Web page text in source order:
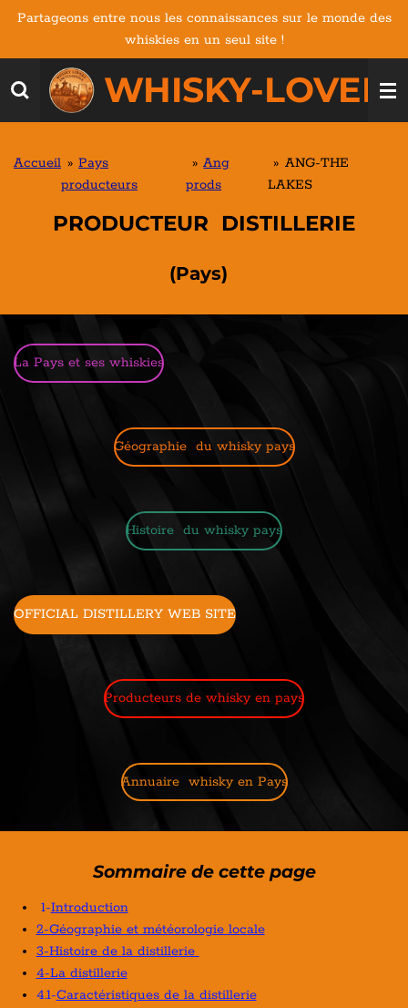
Passer
contenu
principal
WHISKY-
Partageons entre nous les connaissances sur le monde des
whiskies en un seul site !
Accueil » Pays
producteurs
» Ang
prods
» ANG-THE
LAKES
PRODUCTEUR DISTILLERIE
(Pays)
La Pays et ses whiskies
Géographie du whisky pays
Histoire du whisky pays
OFFICIAL DISTILLERY WEB SITE
Producteurs de whisky en pays
Annuaire whisky en Pays
Sommaire de cette page
1-Introduction
2-Géographie et météorologie locale
3-Histoire de la distillerie
4-La distillerie
4.1-Caractéristiques de la distillerie